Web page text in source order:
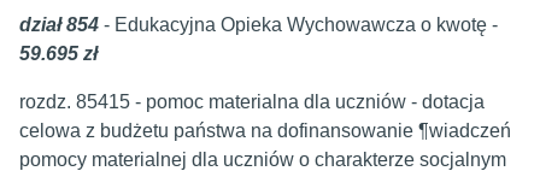
dział 854 - Edukacyjna Opieka Wychowawcza o kwotę -
59.695 zł
rozdz. 85415 - pomoc materialna dla uczniów - dotacja
celowa z budżetu państwa na dofinansowanie ¶wiadczeń
pomocy materialnej dla uczniów o charakterze socjalnym